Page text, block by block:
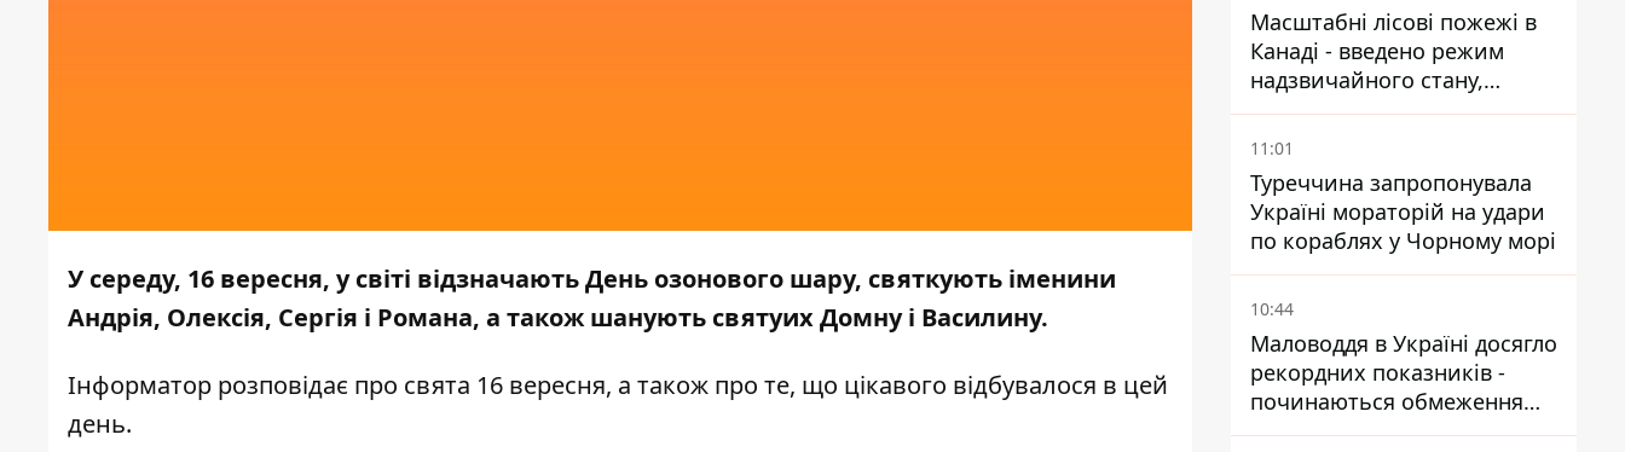
У середу, 16 вересня, у світі відзначають День озонового шару, святкують іменини
Андрія, Олексія, Сергія і Романа, а також шанують святуих Домну і Василину.
Інформатор розповідає про свята 16 вересня, а також про те, що цікавого відбувалося в цей
день.
Масштабні лісові пожежі в
Канаді - введено режим
надзвичайного стану,
виїхали понад 20 тисяч
людей
11:01
Туреччина запропонувала
Україні мораторій на удари
по кораблях у Чорному морі
10:44
Маловоддя в Україні досягло
рекордних показників -
починаються обмеження
водопостачання